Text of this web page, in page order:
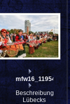
mfw16_119542ww
Beschreibung:
Lübecks